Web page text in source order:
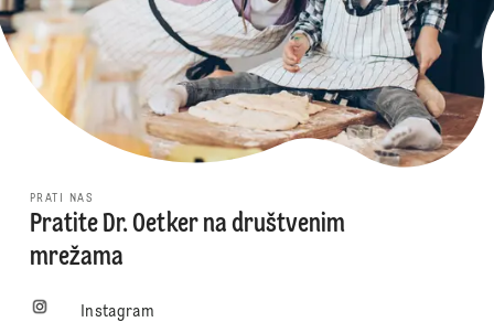
PRATI NAS
Pratite Dr. Oetker na društvenim
mrežama
Instagram